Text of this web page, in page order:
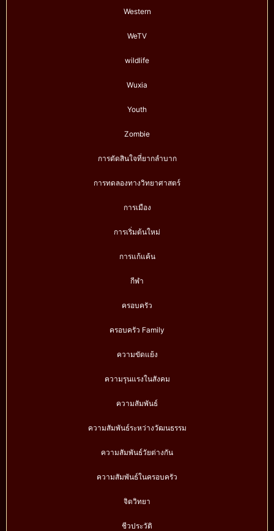
Western
WeTV
wildlife
Wuxia
Youth
Zombie
การตัดสินใจที่ยากลำบาก
การทดลองทางวิทยาศาสตร์
การเมือง
การเริ่มต้นใหม่
การแก้แค้น
กีฬา
ครอบครัว
ครอบครัว Family
ความขัดแย้ง
ความรุนแรงในสังคม
ความสัมพันธ์
ความสัมพันธ์ระหว่างวัฒนธรรม
ความสัมพันธ์วัยต่างกัน
ความสัมพันธ์ในครอบครัว
จิตวิทยา
ชีวประวัติ